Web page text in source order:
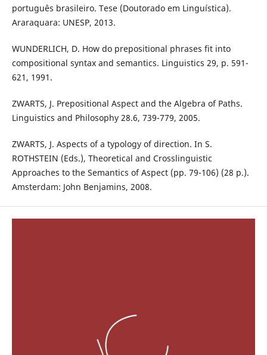
português brasileiro. Tese (Doutorado em Linguística).
Araraquara: UNESP, 2013.
WUNDERLICH, D. How do prepositional phrases fit into
compositional syntax and semantics. Linguistics 29, p. 591-
621, 1991.
ZWARTS, J. Prepositional Aspect and the Algebra of Paths.
Linguistics and Philosophy 28.6, 739-779, 2005.
ZWARTS, J. Aspects of a typology of direction. In S.
ROTHSTEIN (Eds.), Theoretical and Crosslinguistic
Approaches to the Semantics of Aspect (pp. 79-106) (28 p.).
Amsterdam: John Benjamins, 2008.